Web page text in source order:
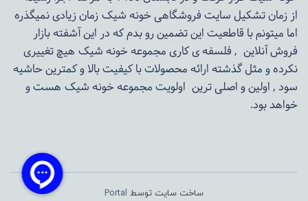
از زمان تشکیل سایت فروشگاهیخونه شیکزمان زیادی نمیگذره
اما میتونم با قاطعیت این تضمین رو بدم که در این آشفته بازار
فروش آنلاین , فلسفه ی کاری مجموعهخونه شیک هیچ تغییری
نکرده و مثل گذشته ارائه محصولات با کیفیت بالا و کمترین حاشیه
سود , اولین و اصلی ترین اولویت مجموعهخونه شیک هست و
خواهد بود.
ساخت سایت توسط Portal